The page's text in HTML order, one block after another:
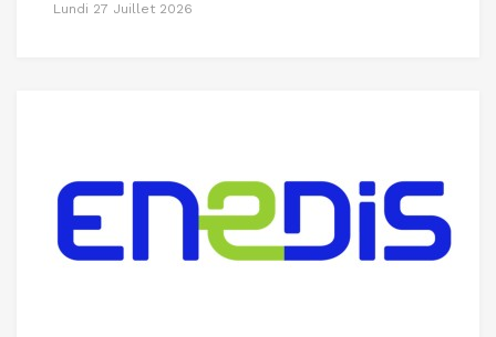
Lundi 27 Juillet 2026